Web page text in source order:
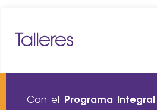
Talleres
Con el Programa